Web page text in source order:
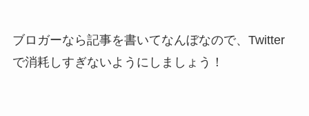
ブロガーなら記事を書いてなんぼなので、Twitter
で消耗しすぎないようにしましょう！